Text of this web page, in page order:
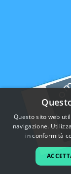
Questo sito web
navigazione.
in conformità